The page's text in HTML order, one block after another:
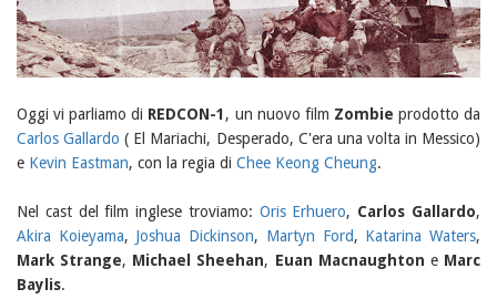
Oggi vi parliamo di REDCON-1, un nuovo film Zombie prodotto da
Carlos Gallardo ( El Mariachi, Desperado, C'era una volta in Messico)
e Kevin Eastman, con la regia di Chee Keong Cheung.
Nel cast del film inglese troviamo: Oris Erhuero, Carlos Gallardo,
Akira Koieyama, Joshua Dickinson, Martyn Ford, Katarina Waters,
Mark Strange, Michael Sheehan, Euan Macnaughton e Marc
Baylis.